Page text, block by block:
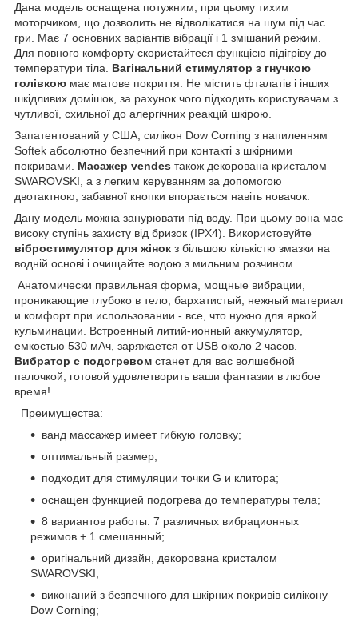
Дана модель оснащена потужним, при цьому тихим
моторчиком, що дозволить не відволікатися на шум під час
гри. Має 7 основних варіантів вібрації і 1 змішаний режим.
Для повного комфорту скористайтеся функцією підігріву до
температури тіла. Вагінальний стимулятор з гнучкою
голівкою має матове покриття. Не містить фталатів і інших
шкідливих домішок, за рахунок чого підходить користувачам з
чутливої, схильної до алергічних реакцій шкірою.
Запатентований у США, силікон Dow Corning з напиленням
Softek абсолютно безпечний при контакті з шкірними
покривами. Масажер vendes також декорована кристалом
SWAROVSKI, а з легким керуванням за допомогою
двотактною, забавної кнопки впорається навіть новачок.
Дану модель можна занурювати під воду. При цьому вона має
високу ступінь захисту від бризок (IPX4). Використовуйте
вібростимулятор для жінок з більшою кількістю змазки на
водній основі і очищайте водою з мильним розчином.
Анатомически правильная форма, мощные вибрации,
проникающие глубоко в тело, бархатистый, нежный материал
и комфорт при использовании - все, что нужно для яркой
кульминации. Встроенный литий-ионный аккумулятор,
емкостью 530 мАч, заряжается от USB около 2 часов.
Вибратор с подогревом станет для вас волшебной
палочкой, готовой удовлетворить ваши фантазии в любое
время!
Преимущества:
ванд массажер имеет гибкую головку;
оптимальный размер;
подходит для стимуляции точки G и клитора;
оснащен функцией подогрева до температуры тела;
8 вариантов работы: 7 различных вибрационных
режимов + 1 смешанный;
оригінальний дизайн, декорована кристалом
SWAROVSKI;
виконаний з безпечного для шкірних покривів силікону
Dow Corning;